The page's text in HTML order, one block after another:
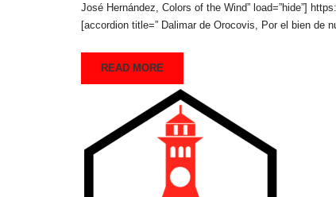
José Hernández, Colors of the Wind” load=”hide”]
[accordion title=” Dalimar de Orocovis, Por el bien de
READ MORE